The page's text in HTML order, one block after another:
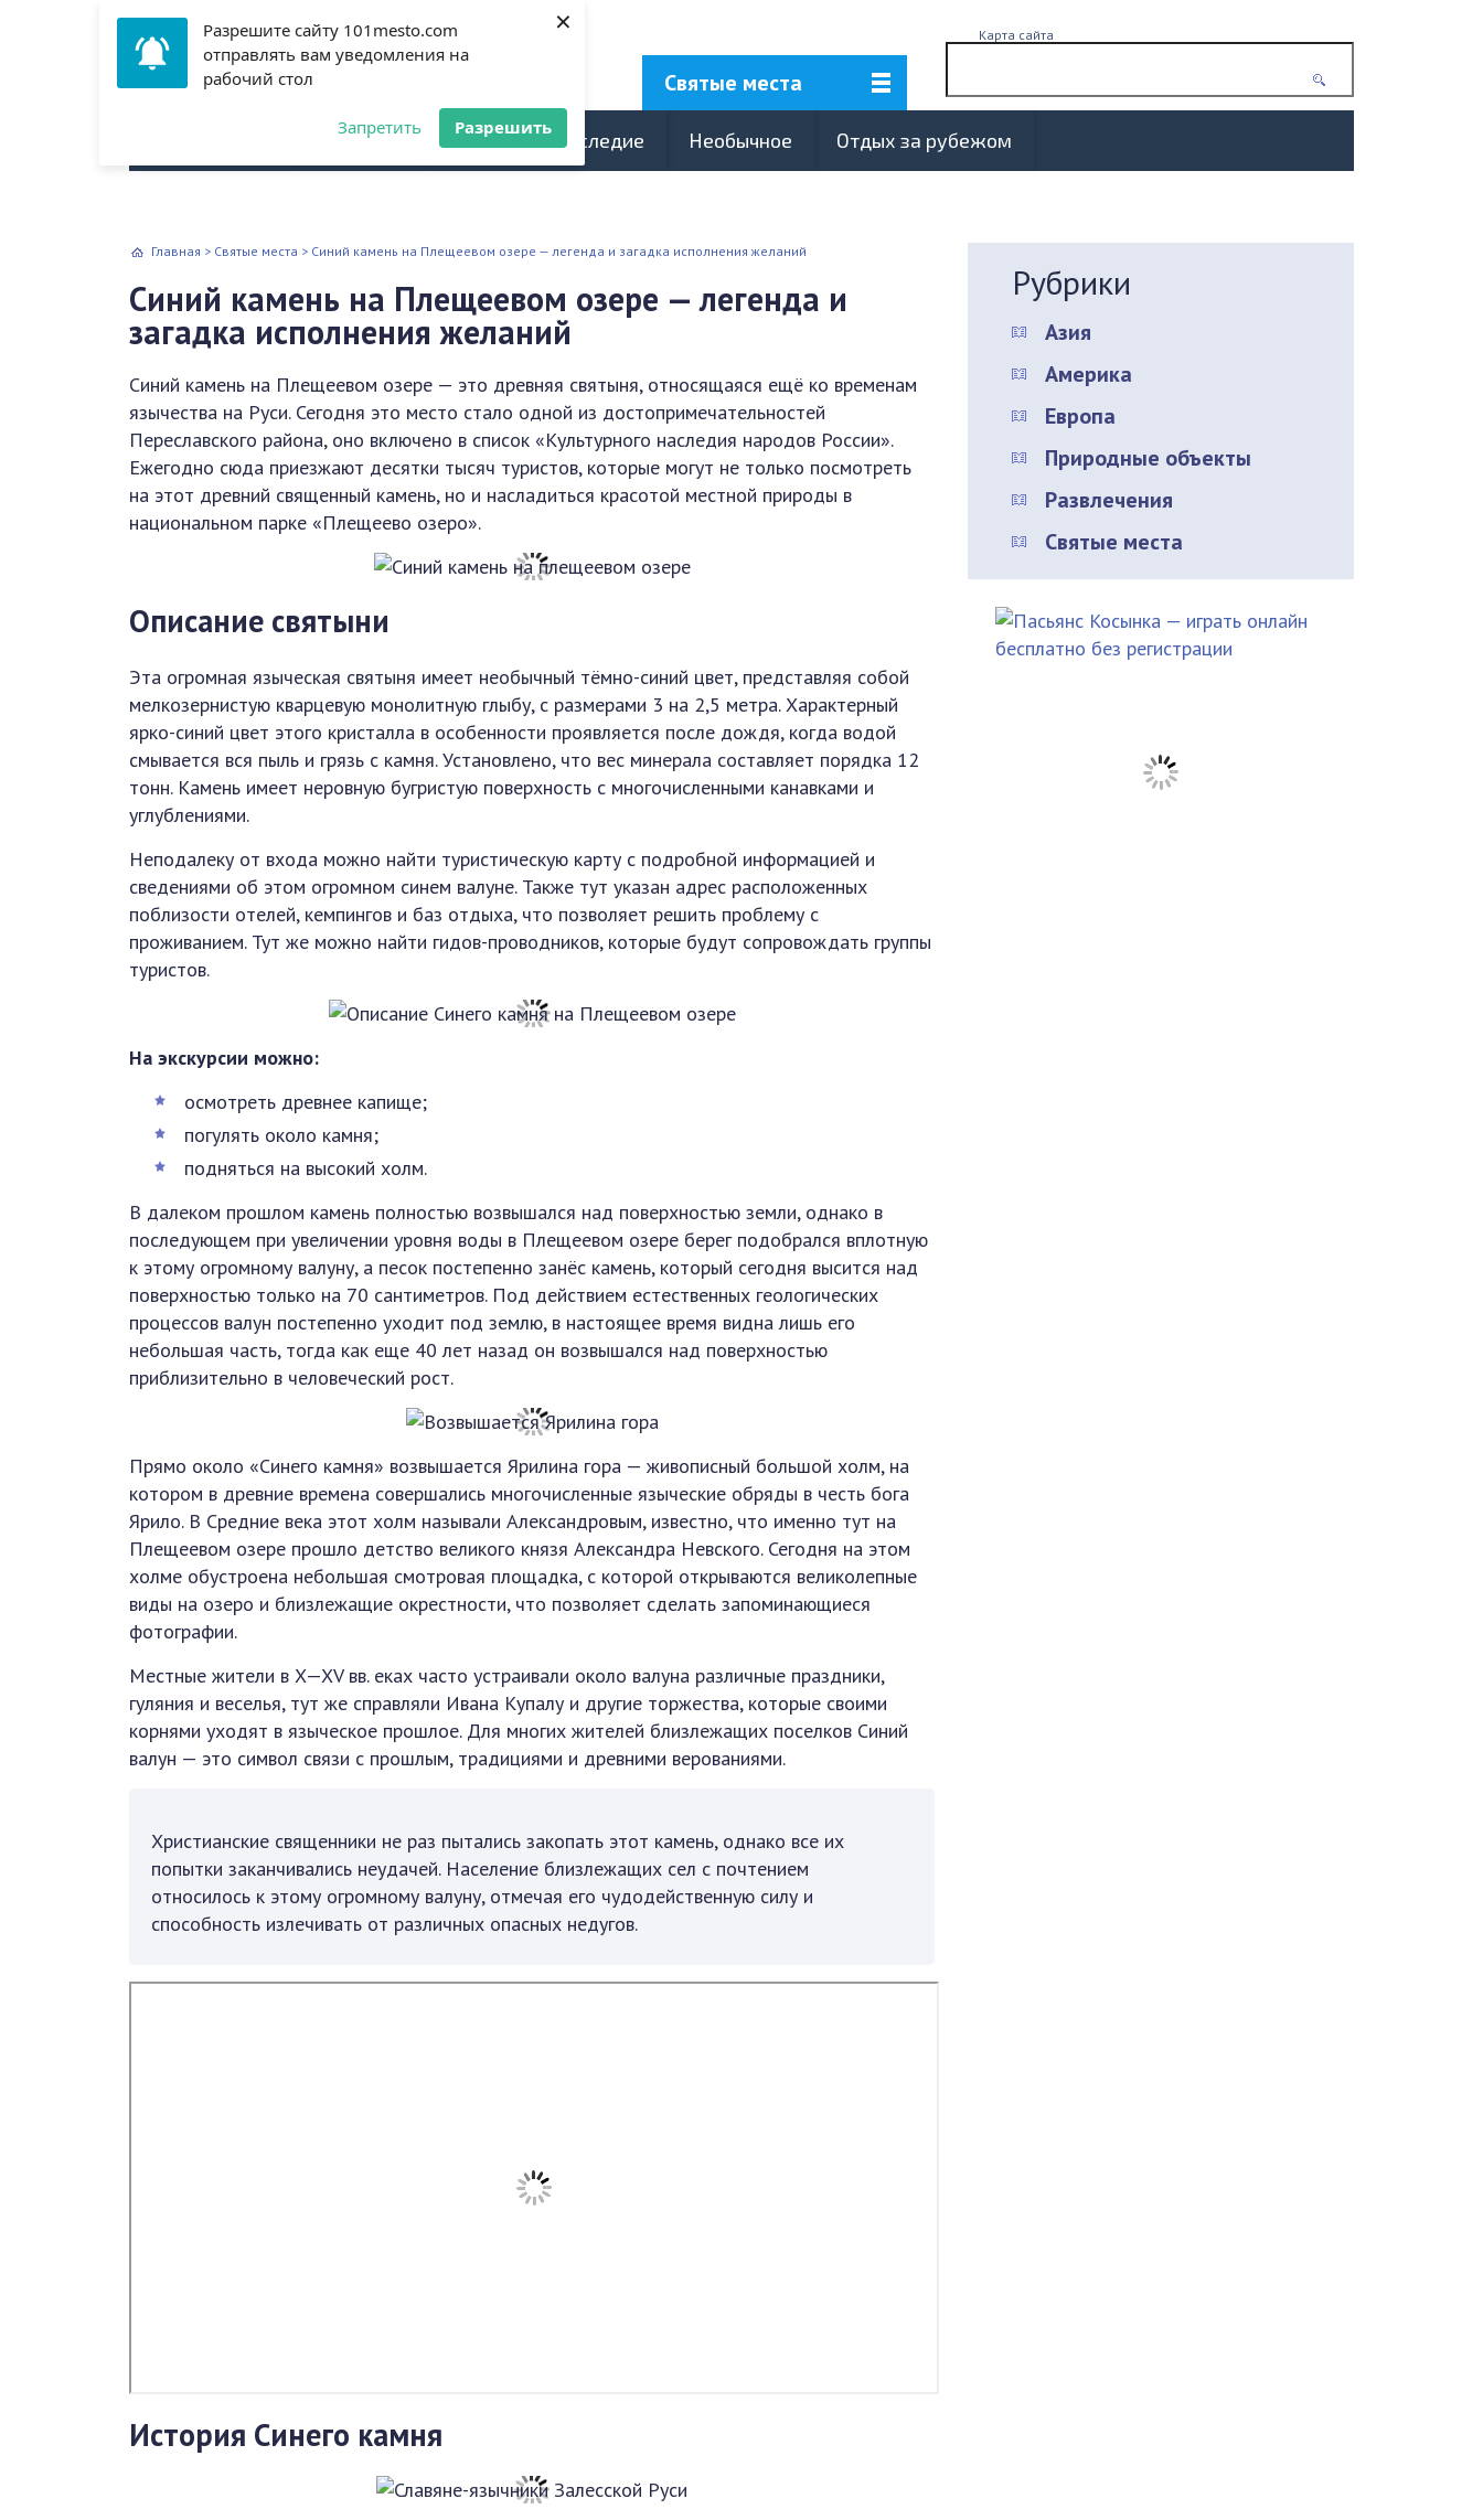
Разрешите сайту 101mesto.com
отправлять вам уведомления на
рабочий стол
Запретить Разрешить
×
Святые места
Карта сайта
Аэропорт Культурное наследие Необычное Отдых за рубежом
Главная > Святые места > Синий камень на Плещеевом озере — легенда и загадка исполнения желаний
Синий камень на Плещеевом озере — легенда и
загадка исполнения желаний
Синий камень на Плещеевом озере — это древняя святыня, относящаяся ещё ко временам
язычества на Руси. Сегодня это место стало одной из достопримечательностей
Переславского района, оно включено в список «Культурного наследия народов России».
Ежегодно сюда приезжают десятки тысяч туристов, которые могут не только посмотреть
на этот древний священный камень, но и насладиться красотой местной природы в
национальном парке «Плещеево озеро».
Описание святыни
Эта огромная языческая святыня имеет необычный тёмно-синий цвет, представляя собой
мелкозернистую кварцевую монолитную глыбу, с размерами 3 на 2,5 метра. Характерный
ярко-синий цвет этого кристалла в особенности проявляется после дождя, когда водой
смывается вся пыль и грязь с камня. Установлено, что вес минерала составляет порядка 12
тонн. Камень имеет неровную бугристую поверхность с многочисленными канавками и
углублениями.
Неподалеку от входа можно найти туристическую карту с подробной информацией и
сведениями об этом огромном синем валуне. Также тут указан адрес расположенных
поблизости отелей, кемпингов и баз отдыха, что позволяет решить проблему с
проживанием. Тут же можно найти гидов-проводников, которые будут сопровождать группы
туристов.
На экскурсии можно:
осмотреть древнее капище;
погулять около камня;
подняться на высокий холм.
В далеком прошлом камень полностью возвышался над поверхностью земли, однако в
последующем при увеличении уровня воды в Плещеевом озере берег подобрался вплотную
к этому огромному валуну, а песок постепенно занёс камень, который сегодня высится над
поверхностью только на 70 сантиметров. Под действием естественных геологических
процессов валун постепенно уходит под землю, в настоящее время видна лишь его
небольшая часть, тогда как еще 40 лет назад он возвышался над поверхностью
приблизительно в человеческий рост.
Прямо около «Синего камня» возвышается Ярилина гора — живописный большой холм, на
котором в древние времена совершались многочисленные языческие обряды в честь бога
Ярило. В Средние века этот холм называли Александровым, известно, что именно тут на
Плещеевом озере прошло детство великого князя Александра Невского. Сегодня на этом
холме обустроена небольшая смотровая площадка, с которой открываются великолепные
виды на озеро и близлежащие окрестности, что позволяет сделать запоминающиеся
фотографии.
Местные жители в X—XV вв. еках часто устраивали около валуна различные праздники,
гуляния и веселья, тут же справляли Ивана Купалу и другие торжества, которые своими
корнями уходят в языческое прошлое. Для многих жителей близлежащих поселков Синий
валун — это символ связи с прошлым, традициями и древними верованиями.
Христианские священники не раз пытались закопать этот камень, однако все их
попытки заканчивались неудачей. Население близлежащих сел с почтением
относилось к этому огромному валуну, отмечая его чудодейственную силу и
способность излечивать от различных опасных недугов.
История Синего камня
Рубрики
Азия
Америка
Европа
Природные объекты
Развлечения
Святые места